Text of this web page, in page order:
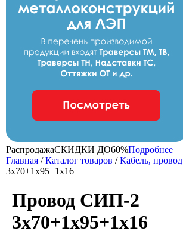
РаспродажаCКИДКИ ДО60%Подробнее
Главная /Каталог товаров /Кабель, провод
3х70+1х95+1х16
Провод СИП-2
3х70+1х95+1х16